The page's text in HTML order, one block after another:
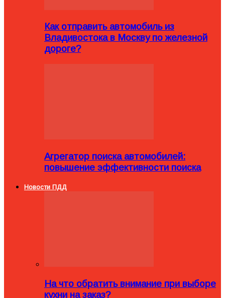
Как отправить автомобиль из
Владивостока в Москву по железной
дороге?
Агрегатор поиска автомобилей:
повышение эффективности поиска
Новости ПДД
На что обратить внимание при выборе
кухни на заказ?